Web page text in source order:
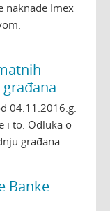
naknade Imex
04.11.2016.g.
i to: Odluka o
građana...
Banke